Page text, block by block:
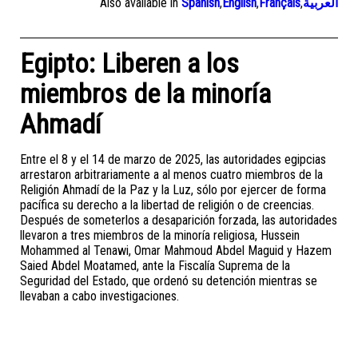
Egipto: Liberen a los
miembros de la minoría
Ahmadí
Entre el 8 y el 14 de marzo de 2025, las autoridades egipcias
arrestaron arbitrariamente a al menos cuatro miembros de la
Religión Ahmadí de la Paz y la Luz, sólo por ejercer de forma
pacífica su derecho a la libertad de religión o de creencias.
Después de someterlos a desaparición forzada, las autoridades
llevaron a tres miembros de la minoría religiosa, Hussein
Mohammed al Tenawi, Omar Mahmoud Abdel Maguid y Hazem
Saied Abdel Moatamed, ante la Fiscalía Suprema de la
Seguridad del Estado, que ordenó su detención mientras se
llevaban a cabo investigaciones.